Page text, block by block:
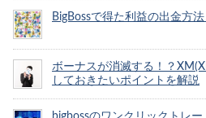
BigBossで得た利益の出金方
ボーナスが消滅する！？
しておきたいポイントを解説